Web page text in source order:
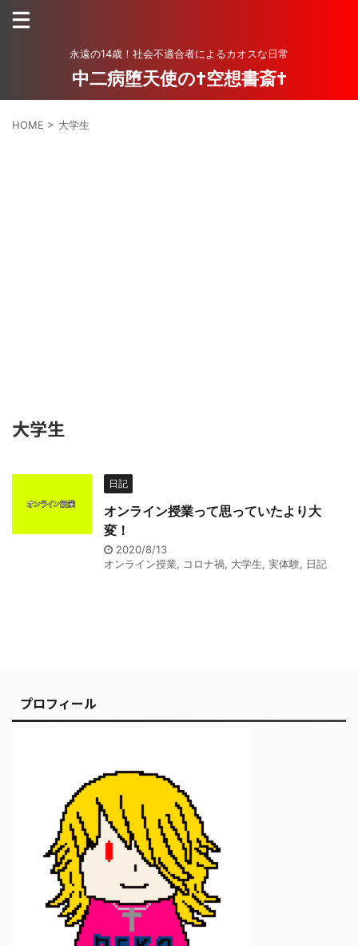
永遠の14歳！社会不適合者によるカオスな日常
中二病堕天使の†空想書斎†
HOME > 大学生
大学生
日記
オンライン授業って思っていたより大
変！
2020/8/13
オンライン授業, コロナ禍, 大学生, 実体験, 日記
プロフィール